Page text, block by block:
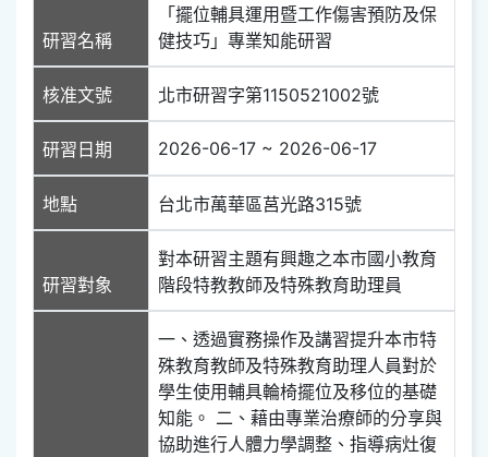
研習名稱
「擺位輔具運用暨工作傷害預防及保
健技巧」專業知能研習
核准文號 北市研習字第1150521002號
研習日期 2026-06-17 ~ 2026-06-17
地點 台北市萬華區莒光路315號
研習對象
對本研習主題有興趣之本市國小教育
階段特教教師及特殊教育助理員
一、透過實務操作及講習提升本市特
殊教育教師及特殊教育助理人員對於
學生使用輔具輪椅擺位及移位的基礎
知能。 二、藉由專業治療師的分享與
協助進行人體力學調整、指導病灶復